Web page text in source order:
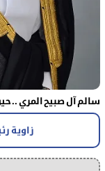
سالم آل صبيح المري ..
زاوية